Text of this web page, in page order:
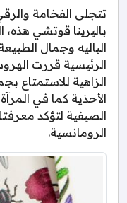
تتجلى الفخامة
باليرينا قوتشي
الباليه وجمال
الرئيسية قررت
الزاهية للاستمتاع
الأحذية كما في
الرومانسية.